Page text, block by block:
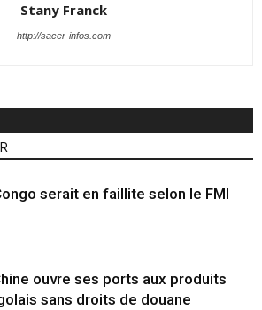
Stany Franck
http://sacer-infos.com
serait en faillite selon le FMI
ouvre ses ports aux produits
sans droits de douane